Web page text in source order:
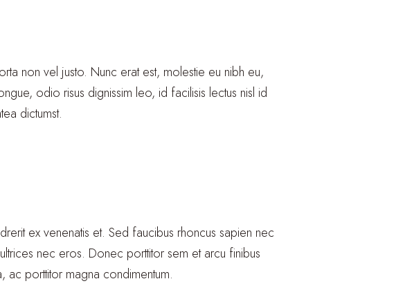
non vel justo. Nunc erat est, molestie eu nibh eu,
odio risus dignissim leo, id facilisis lectus nisl id
dictumst.
ex venenatis et. Sed faucibus rhoncus sapien nec
nec eros. Donec porttitor sem et arcu finibus
ac porttitor magna condimentum.